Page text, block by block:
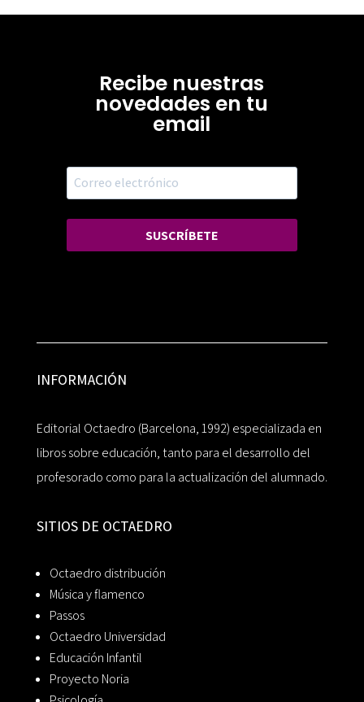
Recibe nuestras
novedades en tu
email
SUSCRÍBETE
INFORMACIÓN
Editorial Octaedro (Barcelona, 1992) especializada en
libros sobre educación, tanto para el desarrollo del
profesorado como para la actualización del alumnado.
SITIOS DE OCTAEDRO
Octaedro distribución
Música y flamenco
Passos
Octaedro Universidad
Educación Infantil
Proyecto Noria